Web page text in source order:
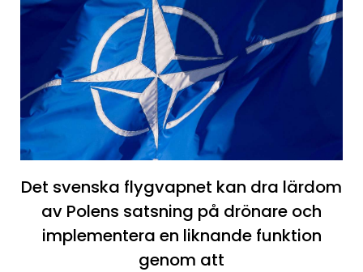
Det svenska flygvapnet kan dra lärdom
av Polens satsning på drönare och
implementera en liknande funktion
genom att